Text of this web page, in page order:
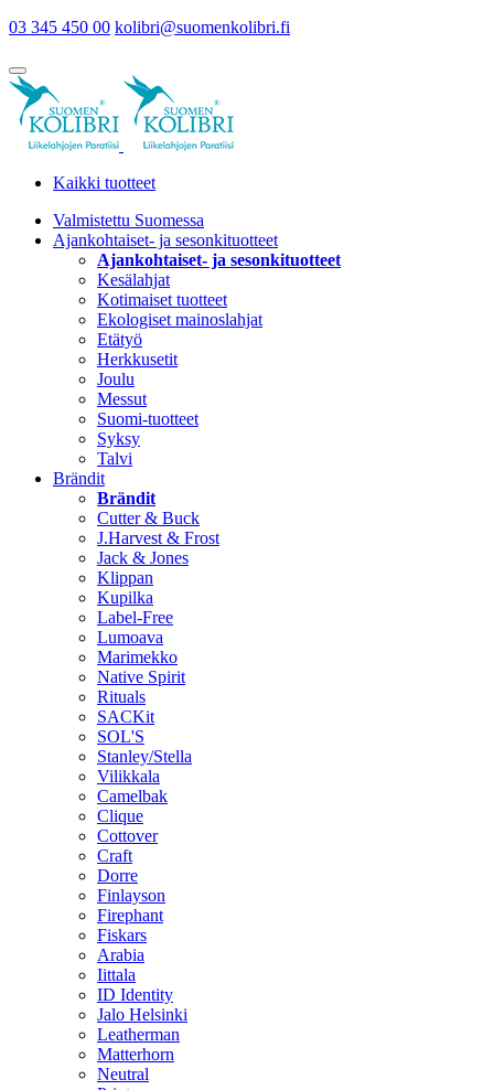
03 345 450 00 kolibri@suomenkolibri.fi
Kaikki tuotteet
Valmistettu Suomessa
Ajankohtaiset- ja sesonkituotteet
Ajankohtaiset- ja sesonkituotteet
Kesälahjat
Kotimaiset tuotteet
Ekologiset mainoslahjat
Etätyö
Herkkusetit
Joulu
Messut
Suomi-tuotteet
Syksy
Talvi
Brändit
Brändit
Cutter & Buck
J.Harvest & Frost
Jack & Jones
Klippan
Kupilka
Label-Free
Lumoava
Marimekko
Native Spirit
Rituals
SACKit
SOL'S
Stanley/Stella
Vilikkala
Camelbak
Clique
Cottover
Craft
Dorre
Finlayson
Firephant
Fiskars
Arabia
Iittala
ID Identity
Jalo Helsinki
Leatherman
Matterhorn
Neutral